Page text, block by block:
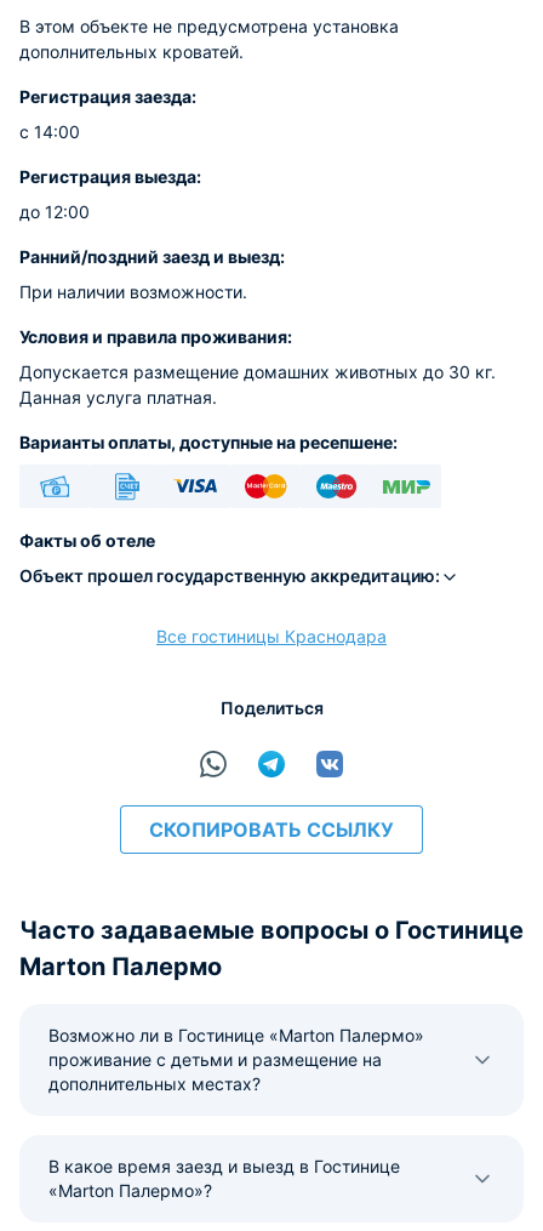
В этом объекте не предусмотрена установка
дополнительных кроватей.
Регистрация заезда:
с 14:00
Регистрация выезда:
до 12:00
Ранний/поздний заезд и выезд:
При наличии возможности.
Условия и правила проживания:
Допускается размещение домашних животных до 30 кг.
Данная услуга платная.
Варианты оплаты, доступные на ресепшене:
Факты об отеле
Объект прошел государственную аккредитацию:
Все гостиницы Краснодара
Поделиться
СКОПИРОВАТЬ ССЫЛКУ
Часто задаваемые вопросы о Гостинице
Marton Палермо
Возможно ли в Гостинице «Marton Палермо»
проживание с детьми и размещение на
дополнительных местах?
В какое время заезд и выезд в Гостинице
«Marton Палермо»?